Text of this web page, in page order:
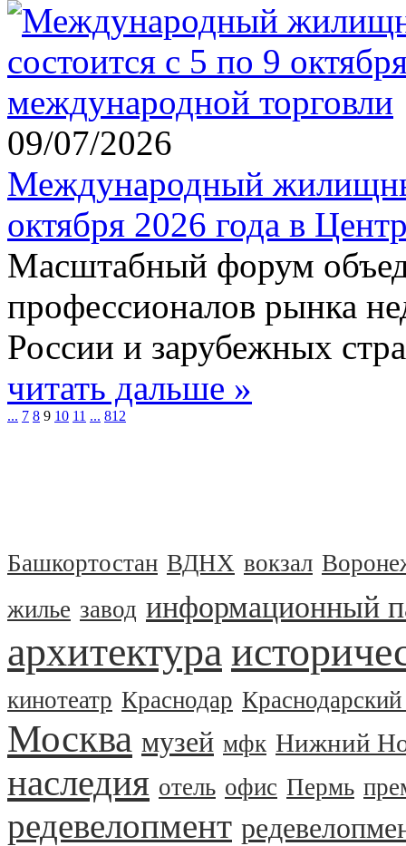
09/07/2026
Международный
октября 2026 года в
Масштабный форум
профессионалов рынка
России и зарубежных
читать дальше »
... 7 8 9 10 11 ... 812
Башкортостан ВДНХ вокзал
жилье завод информационный
архитектура
кинотеатр Краснодар
Москва музей мфк Нижний
наследия отель офис Пермь
редевелопмент